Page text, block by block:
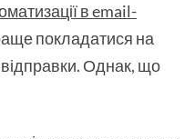
в email-
покладатися на
Однак, що